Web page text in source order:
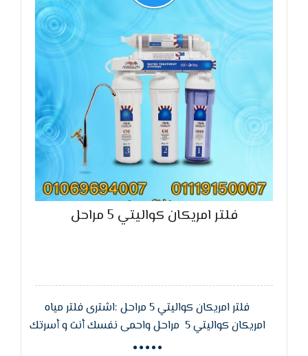
فلتر امريكان كواليتي 5 مراحل
فلتر امريكان كواليتي 5 مراحل :اشترى فلتر مياه
امريكان كواليتي 5 مراحل واحمى نفسك أنت و أسرتك
من الإصابة بأمراض الكلى والحصوات والتهاب الكلى